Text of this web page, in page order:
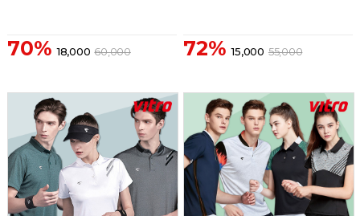
70% 18,000 60,000 72% 15,000 55,000